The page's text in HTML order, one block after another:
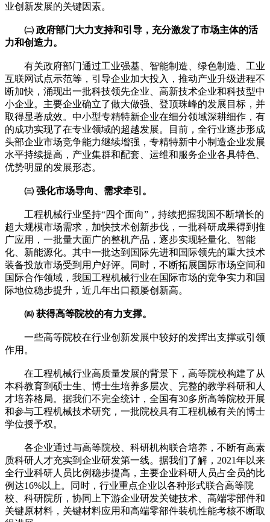
业创新发展的关键因素。
㈡ 政府部门大力支持和引导，充分激发了市场主体的活
力和创造力。
有关政府部门通过工业强基、智能制造、绿色制造、工业
互联网试点示范等，引导企业加大投入，推动产业升级进程不
断加快，涌现出一批科技领先企业、高新技术企业和科技型中
小企业。主要企业确立了做大做强、登顶珠峰的发展目标，并
取得显著成效。中小型专精特新企业在细分领域深耕细作，有
的成功实现了在专业领域的超越发展。目前，全行业逐步形成
头部企业市场竞争能力继续增强，专精特新中小制造企业发展
水平持续提高，产业集群和配套、运维和服务企业各具特色、
优势明显的发展形态。
㈢ 强化市场导向、需求牵引。
工程机械行业坚持“四个面向”，持续把握我国不断增长的
超大规模市场需求，加快技术创新步伐，一批科研成果得到推
广应用，一批量大面广的整机产品，逐步实现轻量化、智能
化、新能源化。其中一批达到国际先进和国际领先的重大技术
装备投放市场受到用户好评。同时，不断拓展国际市场空间和
国际合作领域，我国工程机械行业在国际市场的竞争实力和国
际地位稳步提升，近几年出口额屡创新高。
㈣ 获得高等院校的有力支撑。
一些高等院校在行业创新发展中较好的发挥出支撑或引领
作用。
在工程机械行业高质量发展的背景下，高等院校构建了从
本科教育到硕士生、博士生培养多层次、完整的教学科研和人
才培养格局。据我们不完全统计，全国有30多所高等院校开展
和参与工程机械技术研究，一批院校具有工程机械有关的博士
学位授予权。
各企业通过与高等院校、科研机构联合培养，不断有高素
质科研人才充实到企业研发第一线。据我们了解，2021年以来
全行业科研人员比例稳步提高，主要企业科研人员占全员的比
例达16%以上。同时，行业重点企业以各种形式联合高等院
校、科研院所，协同上下游企业研发关键技术、高端零部件和
关键原材料，关键材料应用和高端零部件装机性能考核不断取